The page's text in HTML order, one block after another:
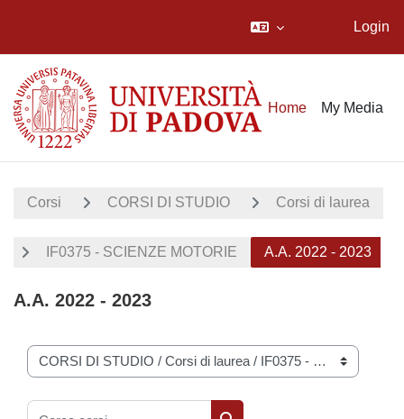
Login
Home My Media
Corsi CORSI DI STUDIO Corsi di laurea
IF0375 - SCIENZE MOTORIE A.A. 2022 - 2023
A.A. 2022 - 2023
Categorie di corso
Cerca corsi